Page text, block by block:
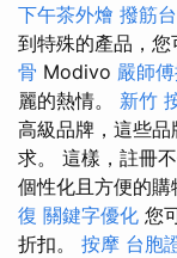
下午茶外燴 撥筋
到特殊的產品，您
骨 Modivo 嚴師
麗的熱情。 新竹
高級品牌，這些
求。 這樣，註冊
個性化且方便的購
復 關鍵字優化 您
折扣。 按摩 台胞